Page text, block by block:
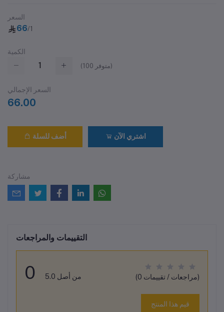
السعر
66/1
الكمية
(100 متوفر)
السعر الإجمالي
66.00
أضف للسلة اشتري الآن
مشاركة
التقييمات والمراجعات
0 من أصل 5.0 (0 مراجعات / تقييمات)
قيم هذا المنتج